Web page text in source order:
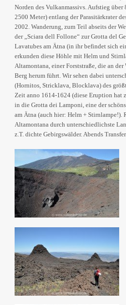
Norden des Vulkanmassivs. Aufstieg über
2500 Meter) entlang der Parasitärkrater
2002. Wanderung, zum Teil abseits der
der „Sciara dell Follone“ zur Grotta del
Lavatubes am Ätna (in ihr befindet sich
erkunden diese Höhle mit Helm und
Altamontana, einer Forststraße, die an
Berg herum führt. Wir sehen dabei
(Hornitos, Stricklava, Blocklava) des
Zeit anno 1614-1624 (diese Eruption hat
in die Grotta dei Lamponi, eine der
am Ätna (auch hier: Helm + Stirnlampe!).
Altamontana durch unterschiedlichste
z.T. dichte Gebirgswälder. Abends